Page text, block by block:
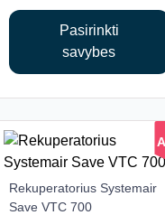
Pasirinkti
savybes
be
chosen
page
Rekuperatorius Systemair
Save VTC 700
This
product